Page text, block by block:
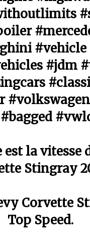
#vehicle
#jdm
est la vitesse
Stingray
Corvette
Top Speed.